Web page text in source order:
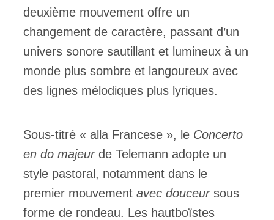
deuxième mouvement offre un
changement de caractère, passant d’un
univers sonore sautillant et lumineux à un
monde plus sombre et langoureux avec
des lignes mélodiques plus lyriques.
Sous-titré « alla Francese », le Concerto
en do majeurde Telemann adopte un
style pastoral, notamment dans le
premier mouvement avec douceursous
forme de rondeau. Les hautboïstes